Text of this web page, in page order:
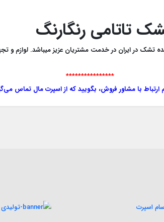
تاتامی رنگارنگ
تشک در ایران در خدمت مشتریان عزیز میباشد. لوازم و
****************
ارتباط با مشاور فروش، بگویید که از اسپرت مال تماس